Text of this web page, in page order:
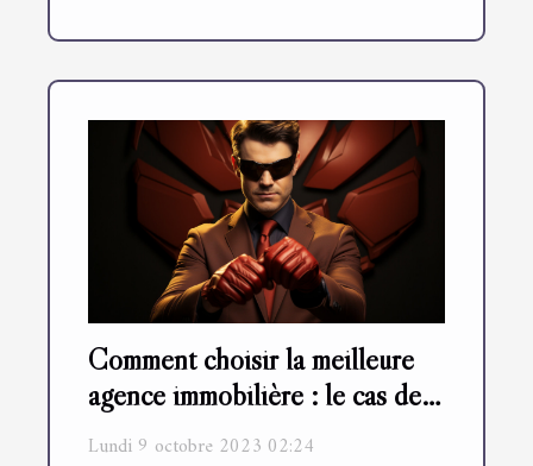
Comment choisir la meilleure
agence immobilière : le cas de
l'Agence du Moulin
Lundi 9 octobre 2023 02:24